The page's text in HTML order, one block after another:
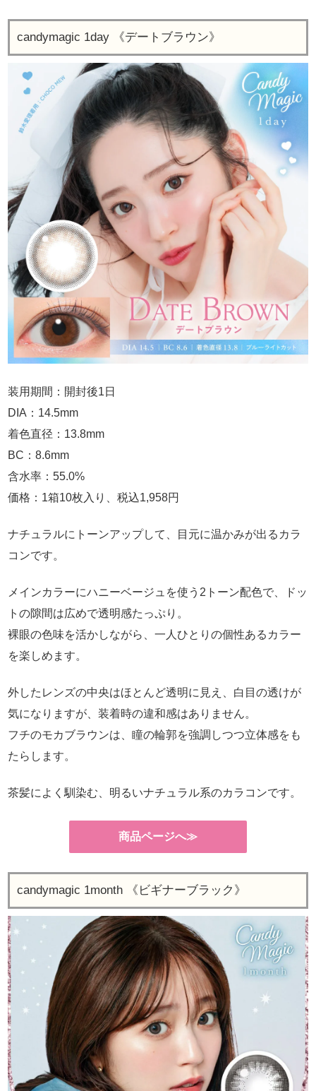
candymagic 1day 《デートブラウン》
装用期間：開封後1日
DIA：14.5mm
着色直径：13.8mm
BC：8.6mm
含水率：55.0%
価格：1箱10枚入り、税込1,958円
ナチュラルにトーンアップして、目元に温かみが出るカラ
コンです。
メインカラーにハニーベージュを使う2トーン配色で、ドッ
トの隙間は広めで透明感たっぷり。
裸眼の色味を活かしながら、一人ひとりの個性あるカラー
を楽しめます。
外したレンズの中央はほとんど透明に見え、白目の透けが
気になりますが、装着時の違和感はありません。
フチのモカブラウンは、瞳の輪郭を強調しつつ立体感をも
たらします。
茶髪によく馴染む、明るいナチュラル系のカラコンです。
商品ページへ≫
candymagic 1month 《ビギナーブラック》